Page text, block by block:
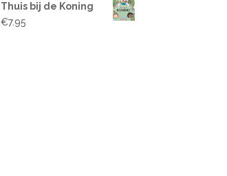
Thuis bij de Koning
€7.95